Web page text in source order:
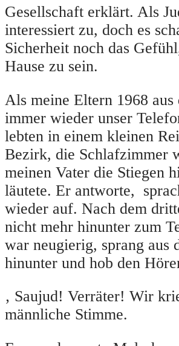
Gesellschaft erklärt. Als
interessiert zu, doch es
Sicherheit noch das
Hause zu sein.
Als meine Eltern 1968
immer wieder unser
lebten in einem kleinen
Bezirk, die Schlafzimmer
meinen Vater die Stiegen
läutete. Er antworte,
wieder auf. Nach dem
nicht mehr hinunter zum
war neugierig, sprang aus
hinunter und hob den
‚ Saujud! Verräter! Wir
männliche Stimme.